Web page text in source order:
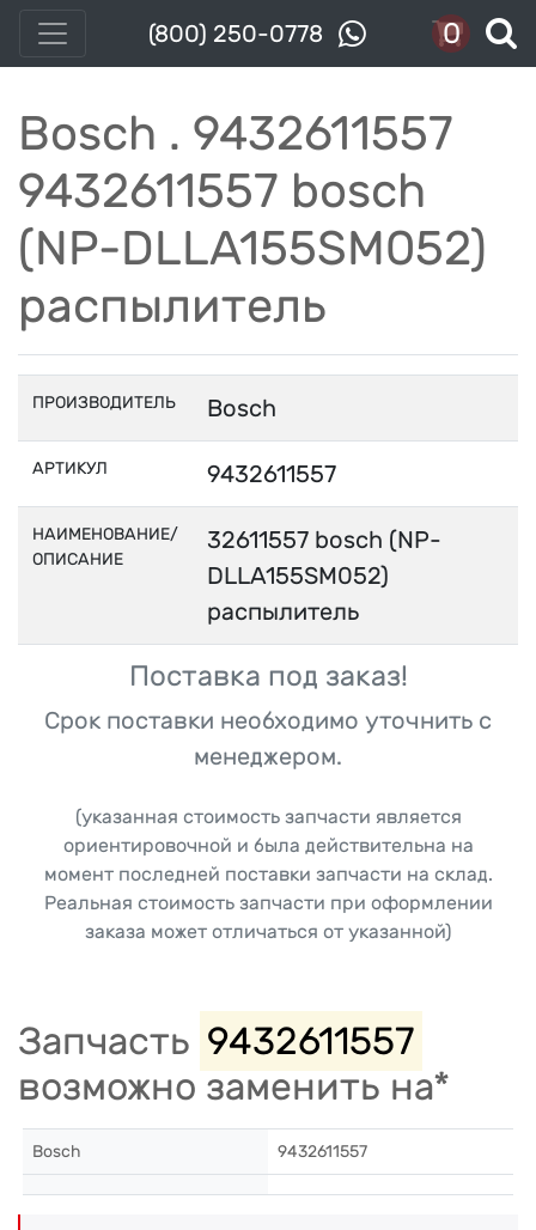
(800) 250-0778 0
Bosch . 9432611557
9432611557 bosch
(NP-DLLA155SM052)
распылитель
ПРОИЗВОДИТЕЛЬ Bosch
АРТИКУЛ 9432611557
НАИМЕНОВАНИЕ/
ОПИСАНИЕ
32611557 bosch (NP-
DLLA155SM052)
распылитель
Поставка под заказ!
Срок поставки необходимо уточнить с
менеджером.
(указанная стоимость запчасти является
ориентировочной и была действительна на
момент последней поставки запчасти на склад.
Реальная стоимость запчасти при оформлении
заказа может отличаться от указанной)
Запчасть 9432611557
возможно заменить на*
Bosch 9432611557